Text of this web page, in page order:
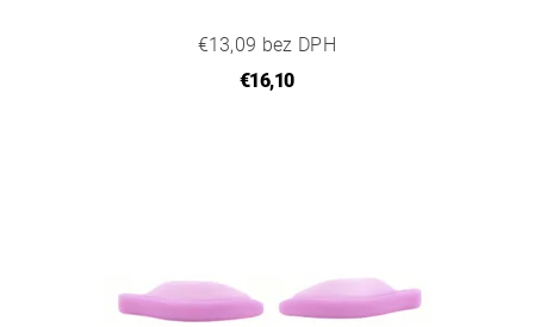
€13,09 bez DPH
€16,10